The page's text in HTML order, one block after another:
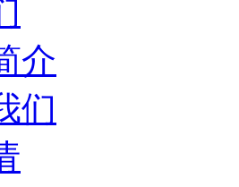
介
们